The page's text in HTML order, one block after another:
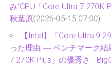
み”CPU「Core Ultra 7 270K
秋葉原(2026-05-15 07:00)
【Intel】「Core Ultra 9
った理由 ― ベンチマーク結
7 270K Plus」の優秀さ -